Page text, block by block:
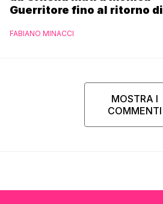
Guerritore fino al ritorno di
l’esclusiva di Gabriele
FABIANO MINACCI
MOSTRA I
COMMENTI